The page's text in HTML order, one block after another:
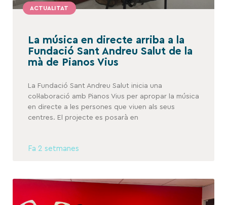
ACTUALITAT
La música en directe arriba a la
Fundació Sant Andreu Salut de la
mà de Pianos Vius
La Fundació Sant Andreu Salut inicia una
col·laboració amb Pianos Vius per apropar la música
en directe a les persones que viuen als seus
centres. El projecte es posarà en
Fa 2 setmanes